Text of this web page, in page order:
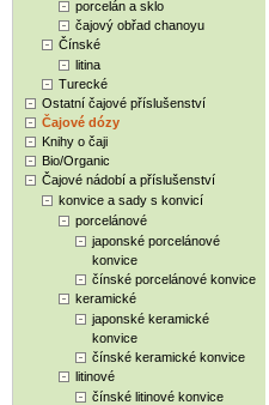
porcelán a sklo
čajový obřad chanoyu
Čínské
litina
Turecké
Ostatní čajové příslušenství
Čajové dózy
Knihy o čaji
Bio/Organic
Čajové nádobí a příslušenství
konvice a sady s konvicí
porcelánové
japonské porcelánové
konvice
čínské porcelánové konvice
keramické
japonské keramické
konvice
čínské keramické konvice
litinové
čínské litinové konvice